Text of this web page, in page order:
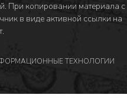
. При копировании материала с
в виде активной ссылки на
ТЕХНОЛОГИИ